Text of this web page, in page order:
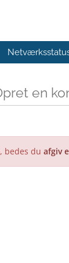
en
bedes du afgiv